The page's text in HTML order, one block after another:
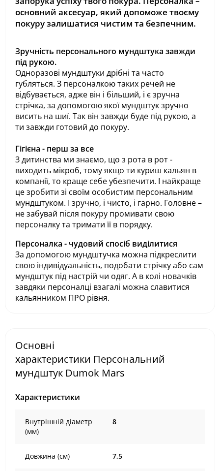
основний аксесуар, який допоможе твоєму
покуру залишатися чистим та безпечним.
Зручність персонального мундштука завжди
під рукою.
Одноразові мундштуки дрібні та часто
губляться. З персоналкою таких речей не
відбувається, адже він і більший, і є зручна
стрічка, за допомогою якої мундштук зручно
висить на шиї. Так він завжди буде під рукою, а
ти завжди готовий до покуру.
Гігієна - перш за все
З дитинства ми знаємо, що з рота в рот -
виходить мікроб, тому якщо ти куриш кальян в
компанії, то краще себе убезпечити. І найкраще
це зробити зі своїм особистим персональним
мундштуком. І зручно, і чисто, і гарно. Головне –
не забувай після покуру промивати свою
персоналку та тримати її в порядку.
Персоналка - чудовий спосіб виділитися
За допомогою мундштучка можна підкреслити
свою індивідуальність, подобати стрічку або сам
мундштук під настрій чи одяг. А в колі новачків
завдяки персоналці взагалі можна славитися
кальянником ПРО рівня.
Основні
характеристики Персональний
мундштук Dumok Mars
Характеристики
Внутрішній діаметр
(мм)
8
Довжина (см) 7,5